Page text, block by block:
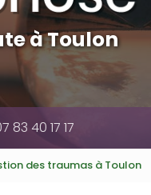
à Toulon
83 40 17 17
des traumas à Toulon